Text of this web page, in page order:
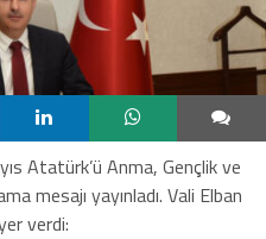
Atatürk’ü Anma, Gençlik ve
mesajı yayınladı. Vali Elban
verdi: